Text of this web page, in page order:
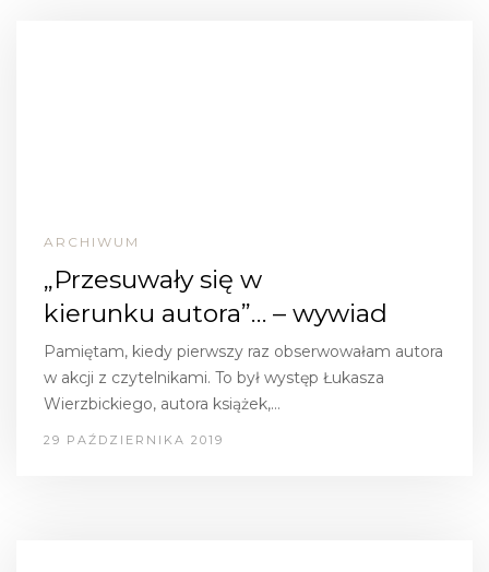
ARCHIWUM
„Przesuwały się w
kierunku autora”… – wywiad
Pamiętam, kiedy pierwszy raz obserwowałam autora
w akcji z czytelnikami. To był występ Łukasza
Wierzbickiego, autora książek,…
29 PAŹDZIERNIKA 2019